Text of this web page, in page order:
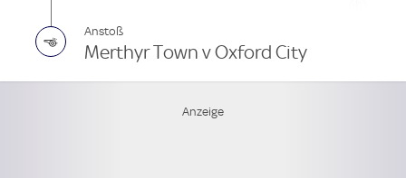
Anstoß
Merthyr Town v Oxford City